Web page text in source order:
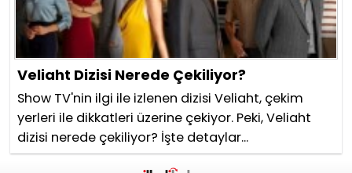
Veliaht Dizisi Nerede Çekiliyor?
Show TV'nin ilgi ile izlenen dizisi Veliaht, çekim
yerleri ile dikkatleri üzerine çekiyor. Peki, Veliaht
dizisi nerede çekiliyor? İşte detaylar...